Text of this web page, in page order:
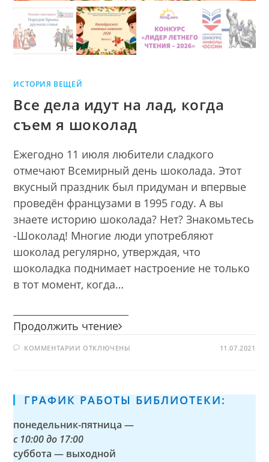
ИСТОРИЯ ВЕЩЕЙ
Все дела идут на лад, когда
съем я шоколад
Ежегодно 11 июля любители сладкого
отмечают Всемирный день шоколада. Этот
вкусный праздник был придуман и впервые
проведён французами в 1995 году. А вы
знаете историю шоколада? Нет? Знакомьтесь
-Шоколад! Многие люди употребляют
шоколад регулярно, утверждая, что
шоколадка поднимает настроение не только
в тот момент, когда…
Продолжить чтение Все
идут
съем
шоколад
КОММЕНТАРИИ К
ЛАД,
КОГДА
ШОКОЛАД
ОТКЛЮЧЕНЫ 11.07.2021
ГРАФИК РАБОТЫ БИБЛИОТЕКИ:
понедельник-пятница —
с 10:00 до 17:00
суббота — выходной